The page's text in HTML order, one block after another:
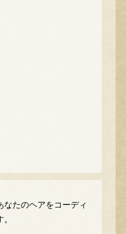
なたのヘアをコーディ